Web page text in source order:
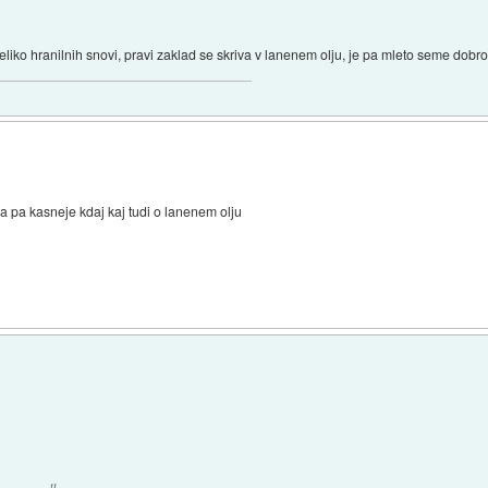
hranilnih snovi, pravi zaklad se skriva v lanenem olju, je pa mleto seme
pa kasneje kdaj kaj tudi o lanenem olju